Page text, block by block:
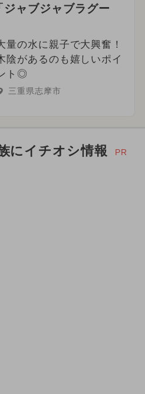
ャブジャブラグー
量の水に親子で大興奮！
陰があるのも嬉しいポイ
ト◎
三重県志摩市
にイチオシ情報 PR